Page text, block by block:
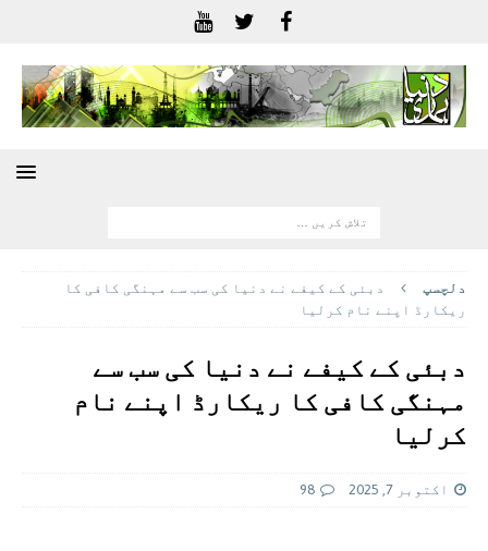
دلچسپ
دبئی کے کیفے نے دنیا کی سب سے مہنگی کافی کا
ریکارڈ اپنے نام کرلیا
دبئی کے کیفے نے دنیا کی سب سے
مہنگی کافی کا ریکارڈ اپنے نام
کرلیا
اکتوبر 7, 2025 98